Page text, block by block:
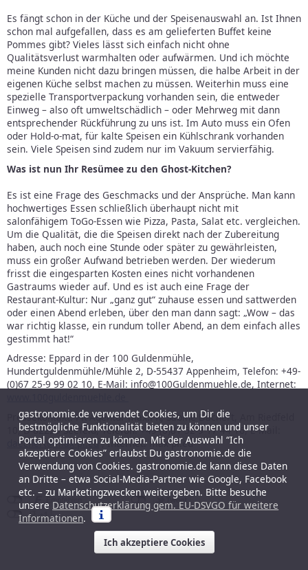
Es fängt schon in der Küche und der Speisenauswahl an. Ist Ihnen
schon mal aufgefallen, dass es am gelieferten Buffet keine
Pommes gibt? Vieles lässt sich einfach nicht ohne
Qualitätsverlust warmhalten oder aufwärmen. Und ich möchte
meine Kunden nicht dazu bringen müssen, die halbe Arbeit in der
eigenen Küche selbst machen zu müssen. Weiterhin muss eine
spezielle Transportverpackung vorhanden sein, die entweder
Einweg – also oft umweltschädlich – oder Mehrweg mit dann
entsprechender Rückführung zu uns ist. Im Auto muss ein Ofen
oder Hold-o-mat, für kalte Speisen ein Kühlschrank vorhanden
sein. Viele Speisen sind zudem nur im Vakuum servierfähig.
Was ist nun Ihr Resümee zu den Ghost-Kitchen?
Es ist eine Frage des Geschmacks und der Ansprüche. Man kann
hochwertiges Essen schließlich überhaupt nicht mit
salonfähigem ToGo-Essen wie Pizza, Pasta, Salat etc. vergleichen.
Um die Qualität, die die Speisen direkt nach der Zubereitung
haben, auch noch eine Stunde oder später zu gewährleisten,
muss ein großer Aufwand betrieben werden. Der wiederum
frisst die eingesparten Kosten eines nicht vorhandenen
Gastraums wieder auf. Und es ist auch eine Frage der
Restaurant-Kultur: Nur „ganz gut“ zuhause essen und sattwerden
oder einen Abend erleben, über den man dann sagt: „Wow – das
war richtig klasse, ein rundum toller Abend, an dem einfach alles
gestimmt hat!“
Adresse: Eppard in der 100 Guldenmühle,
Hundertguldenmühle/Mühle 2, D-55437 Appenheim, Telefon: +49-
(0)67 25-9 99 02 10, E-Mail: info@100Guldenmuehle.de, Internet:
Pressekontakt: PR-Agentur max.PR, Sabine Dächert, Am Riedfeld
10, D-82229 Seefeld, Telefon: +49-(0)81 52-9 17 44 16, E-Mail:
daechert@max-pr.eu , Internet: max-pr.eu
gastronomie.de verwendet Cookies, um Dir die
bestmögliche Funktionalität bieten zu können und unser
Portal optimieren zu können. Mit der Auswahl “Ich
akzeptiere Cookies” erlaubst Du gastronomie.de die
Verwendung von Cookies. gastronomie.de kann diese Daten
an Dritte – etwa Social-Media-Partner wie Google, Facebook
etc. – zu Marketingzwecken weitergeben. Bitte besuche
unsere Datenschutzerklärung gem. EU-DSVGO für weitere
Informationen.
Ich akzeptiere Cookies